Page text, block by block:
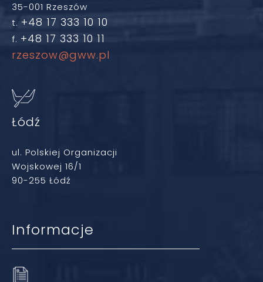
35-001 Rzeszów
t. +48 17 333 10 10
f. +48 17 333 10 11
rzeszow@gww.pl
Łódź
ul. Polskiej Organizacji
Wojskowej 16/1
90-255 Łódź
Informacje